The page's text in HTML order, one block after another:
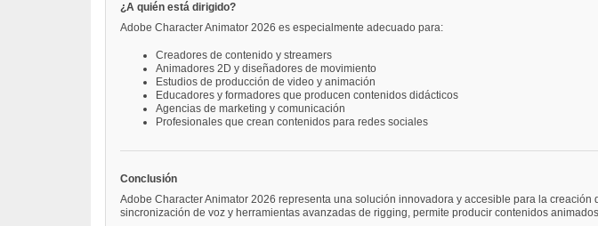
¿A quién está dirigido?
Adobe Character Animator 2026 es especialmente adecuado para:
Creadores de contenido y streamers
Animadores 2D y diseñadores de movimiento
Estudios de producción de video y animación
Educadores y formadores que producen contenidos didácticos
Agencias de marketing y comunicación
Profesionales que crean contenidos para redes sociales
Conclusión
Adobe Character Animator 2026 representa una solución innovadora y accesible para la
sincronización de voz y herramientas avanzadas de rigging, permite producir contenidos